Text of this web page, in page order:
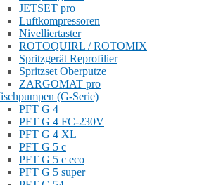
JETSET pro
Luftkompressoren
Nivelliertaster
ROTOQUIRL / ROTOMIX
Spritzgerät Reprofilier
Spritzset Oberputze
ZARGOMAT pro
(G-Serie)
PFT G 4
PFT G 4 FC-230V
PFT G 4 XL
PFT G 5 c
PFT G 5 c eco
PFT G 5 super